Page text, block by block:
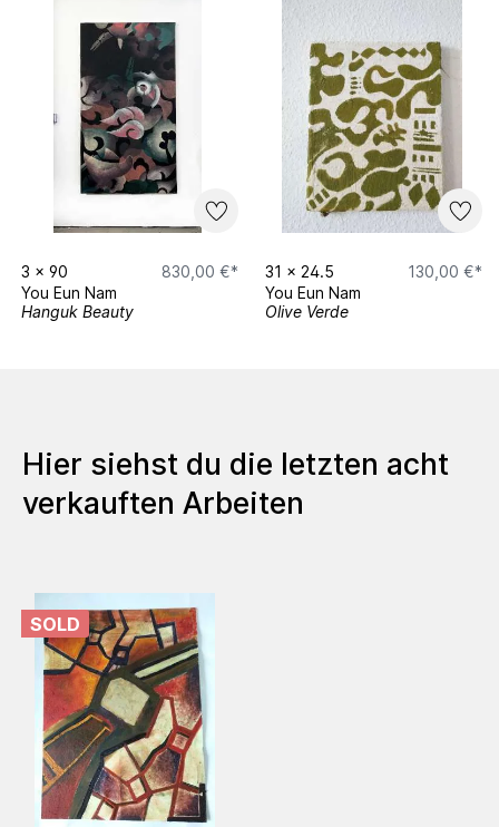
3 x 90
830,00 €*
You Eun Nam
Hanguk Beauty
31 x 24.5
130,00 €*
You Eun Nam
Olive Verde
Hier siehst du die letzten acht
verkauften Arbeiten
SOLD